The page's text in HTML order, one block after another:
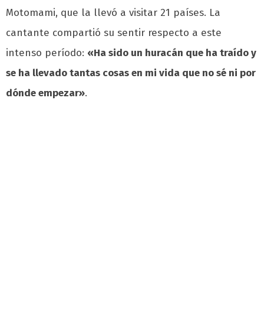
Motomami, que la llevó a visitar 21 países. La
cantante compartió su sentir respecto a este
intenso período: «Ha sido un huracán que ha traído y
se ha llevado tantas cosas en mi vida que no sé ni por
dónde empezar».